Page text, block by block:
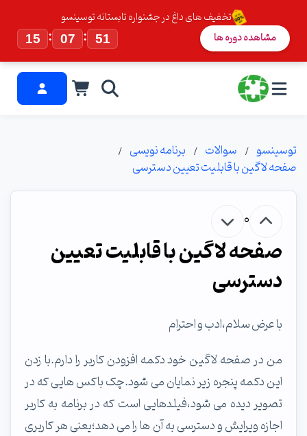
تخفیف های داغ در جشنواره تابستانه توسینسو
15
: 07 : 50 مشاهده دوره ها
توسینسو سوالات
برنامه نویسی
صفحه لاگین با قابلیت تعیین دسترسی
0
صفحه لاگین با قابلیت تعیین
دسترسی
با عرض سلام،ادب و احترام
من در صفحه لاگین خود دکمه افزودن کاربر را دارم.با زدن
این دکمه پنجره زیر نمایان می شود.چک باکس هایی که در
تصویر دیده می شود،فیلدهایی است که در برنامه به کاربر
اجازه ویرایش و دسترسی به آن ها را می دهد؛یعنی هر کاربری